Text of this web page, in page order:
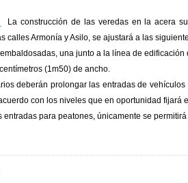
La construcción de las veredas en la acera
calles Armonía y Asilo, se ajustará a las
una junto a la línea de
(1m50) de ancho.
deberán prolongar las entradas de
con los niveles que en oportunidad fijará
entradas para peatones, únicamente se